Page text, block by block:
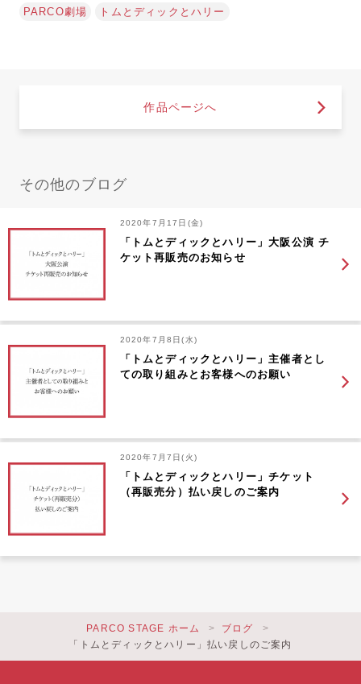
PARCO劇場 トムとディックとハリー
作品ページへ
その他のブログ
2020年7月17日(金)
「トムとディックとハリー」大阪公演 チ
ケット再販売のお知らせ
2020年7月8日(水)
「トムとディックとハリー」主催者とし
ての取り組みとお客様へのお願い
2020年7月7日(火)
「トムとディックとハリー」チケット
（再販売分）払い戻しのご案内
PARCO STAGE ホーム
ブログ
「トムとディックとハリー」払い戻しのご案内